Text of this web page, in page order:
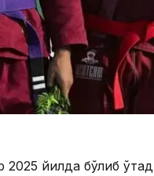
2025 йилда бўлиб